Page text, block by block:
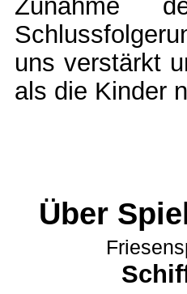
Zunahme
uns verstärkt
als die Kinder
Über